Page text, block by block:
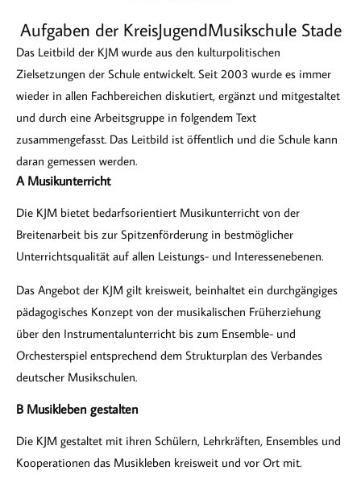
Aufgaben der KreisJugendMusikschule Stade
Das Leitbild der KJM wurde aus den kulturpolitischen
Zielsetzungen der Schule entwickelt. Seit 2003 wurde es immer
wieder in allen Fachbereichen diskutiert, ergänzt und mitgestaltet
und durch eine Arbeitsgruppe in folgendem Text
zusammengefasst. Das Leitbild ist öffentlich und die Schule kann
daran gemessen werden.
A Musikunterricht
Die KJM bietet bedarfsorientiert Musikunterricht von der
Breitenarbeit bis zur Spitzenförderung in bestmöglicher
Unterrichtsqualität auf allen Leistungs- und Interessenebenen.
Das Angebot der KJM gilt kreisweit, beinhaltet ein durchgängiges
pädagogisches Konzept von der musikalischen Früherziehung
über den Instrumentalunterricht bis zum Ensemble- und
Orchesterspiel entsprechend dem Strukturplan des Verbandes
deutscher Musikschulen.
B Musikleben gestalten
Die KJM gestaltet mit ihren Schülern, Lehrkräften, Ensembles und
Kooperationen das Musikleben kreisweit und vor Ort mit.